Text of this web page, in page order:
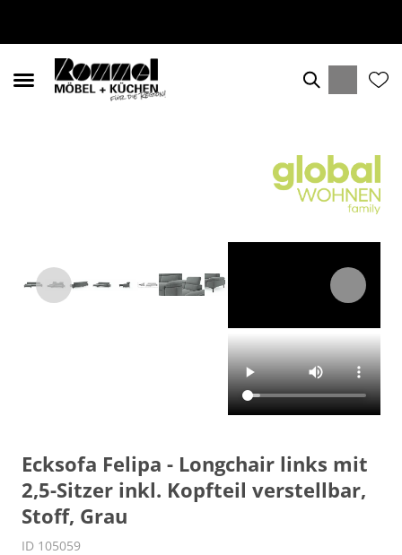
Ecksofa Felipa - Longchair links mit
2,5-Sitzer inkl. Kopfteil verstellbar,
Stoff, Grau
ID 105059